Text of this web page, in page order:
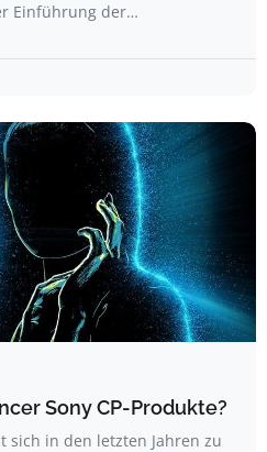
Einführung der…
Sony CP-Produkte?
sich in den letzten Jahren zu